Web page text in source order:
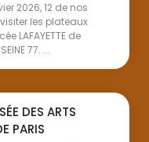
2026, 12 de nos
les plateaux
LAFAYETTE de
77. ...
DES ARTS
PARIS